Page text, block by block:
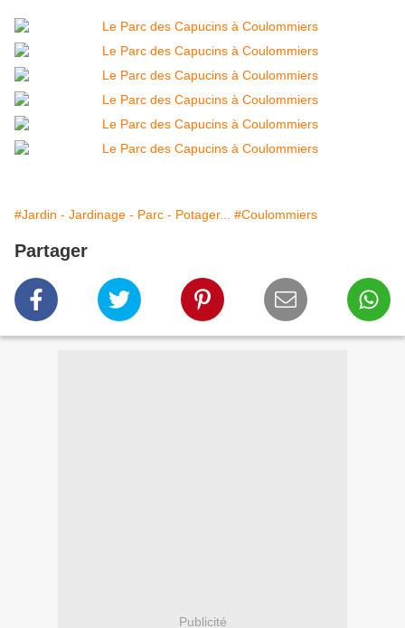
#Jardin - Jardinage - Parc - Potager... #Coulommiers
Partager
Publicité